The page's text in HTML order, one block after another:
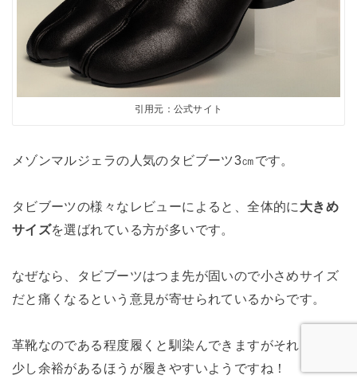
引用元：公式サイト
メゾンマルジェラの人気のタビブーツ3㎝です。
タビブーツの様々なレビューによると、全体的に 大きめ
サイズを選ばれている方が多いです。
なぜなら、タビブーツはつま先が固いので小さめサイズ
だと痛くなるという意見が寄せられているからです。
革靴なのである程度履くと馴染んできますがそれまでは
少し余裕があるほうが履きやすいようですね！